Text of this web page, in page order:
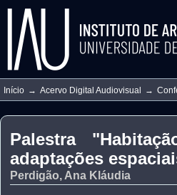
Início → Acervo Digital Audiovisual →
Palestra
adaptações
Perdigão, Ana Kláudia